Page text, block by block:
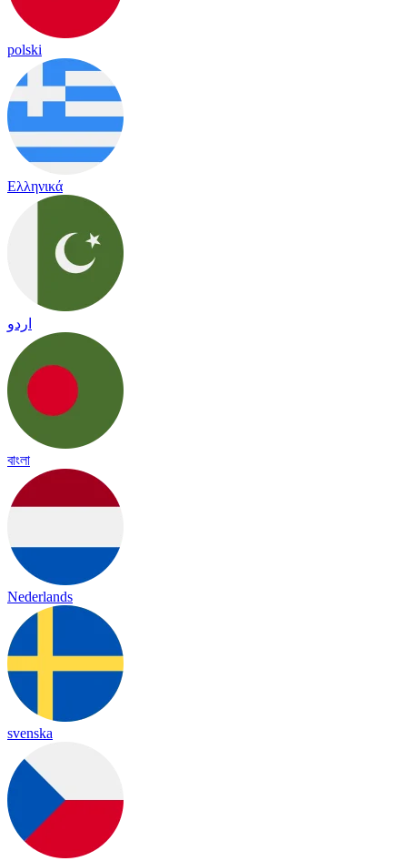
polski
Ελληνικά
اردو
বাংলা
Nederlands
svenska